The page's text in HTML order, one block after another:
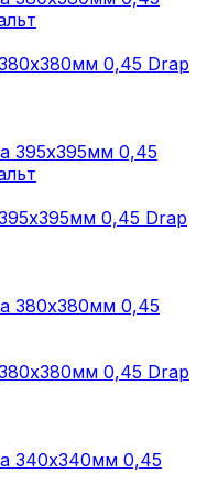
0,45 Drap
0,45 Drap
0,45 Drap